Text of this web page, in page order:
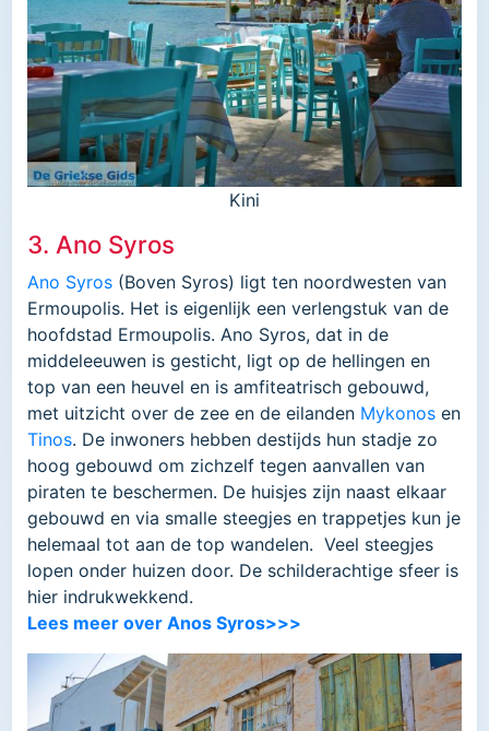
Kini
3. Ano Syros
Ano Syros (Boven Syros) ligt ten noordwesten van
Ermoupolis. Het is eigenlijk een verlengstuk van de
hoofdstad Ermoupolis. Ano Syros, dat in de
middeleeuwen is gesticht, ligt op de hellingen en
top van een heuvel en is amfiteatrisch gebouwd,
met uitzicht over de zee en de eilanden Mykonos en
Tinos. De inwoners hebben destijds hun stadje zo
hoog gebouwd om zichzelf tegen aanvallen van
piraten te beschermen. De huisjes zijn naast elkaar
gebouwd en via smalle steegjes en trappetjes kun je
helemaal tot aan de top wandelen. Veel steegjes
lopen onder huizen door. De schilderachtige sfeer is
hier indrukwekkend.
Lees meer over Anos Syros>>>